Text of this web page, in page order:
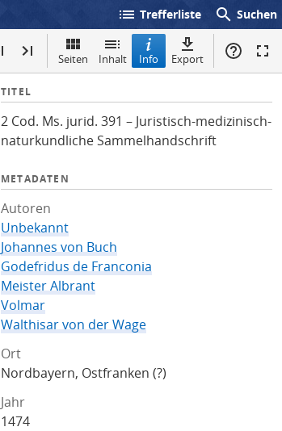
list Trefferliste search Suchen
Seiten Inhalt Info Export
I
f
o
TITEL
2 Cod. Ms. jurid. 391 – Juristisch-medizinisch-
naturkundliche Sammelhandschrift
METADATEN
Autoren
Unbekannt
Johannes von Buch
Godefridus de Franconia
Meister Albrant
Volmar
Walthisar von der Wage
Ort
Nordbayern, Ostfranken (?)
Jahr
1474